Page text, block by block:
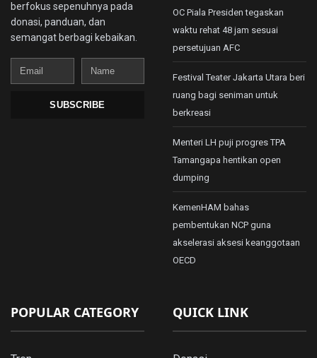
berfokus sepenuhnya pada
donasi, panduan, dan
semangat berbagi kebaikan.
Email
Name
SUBSCRIBE
OC Piala Presiden tegaskan
waktu rehat 48 jam sesuai
persetujuan AFC
Festival Teater Jakarta Utara beri
ruang bagi seniman untuk
berkreasi
Menteri LH puji progres TPA
Tamangapa hentikan open
dumping
KemenHAM bahas
pembentukan NCP guna
akselerasi aksesi keanggotaan
OECD
POPULAR CATEGORY QUICK LINK